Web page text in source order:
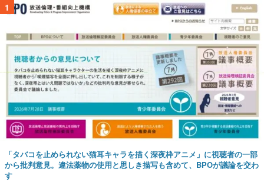
1
「タバコを止められない猫耳キャラを描く深夜枠アニメ」に視聴者の一部
から批判意見。違法薬物の使用と思しき描写も含めて、BPOが議論を交わ
す